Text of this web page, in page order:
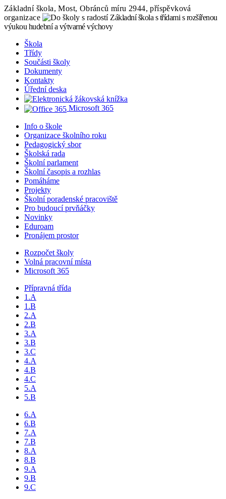
Základní škola, Most, Obránců míru 2944, příspěvková
organizace
Základní škola s třídami s rozšířenou
výukou hudební a výtvarné výchovy
Škola
Třídy
Součásti školy
Dokumenty
Kontakty
Úřední deska
Microsoft 365
Info o škole
Organizace školního roku
Pedagogický sbor
Školská rada
Školní parlament
Školní časopis a rozhlas
Pomáháme
Projekty
Školní poradenské pracoviště
Pro budoucí prvňáčky
Novinky
Eduroam
Pronájem prostor
Rozpočet školy
Volná pracovní místa
Microsoft 365
Přípravná třída
1.A
1.B
2.A
2.B
3.A
3.B
3.C
4.A
4.B
4.C
5.A
5.B
6.A
6.B
7.A
7.B
8.A
8.B
9.A
9.B
9.C